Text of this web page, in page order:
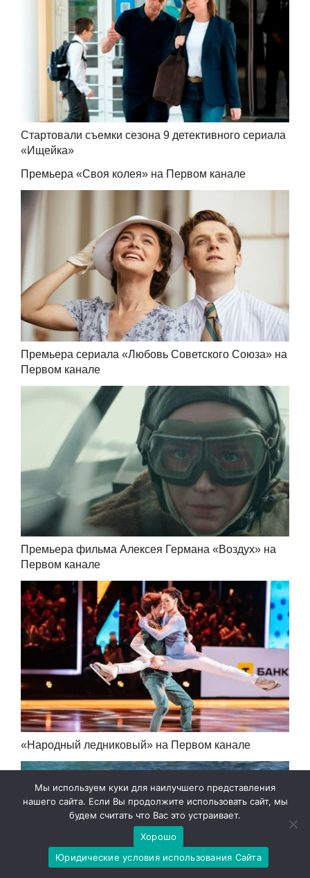
Стартовали съемки сезона 9 детективного сериала
«Ищейка»
Премьера «Своя колея» на Первом канале
Премьера сериала «Любовь Советского Союза» на
Первом канале
Премьера фильма Алексея Германа «Воздух» на
Первом канале
«Народный ледниковый» на Первом канале
Мы используем куки для наилучшего представления
нашего сайта. Если Вы продолжите использовать сайт, мы
будем считать что Вас это устраивает.
Хорошо
Юридические условия использования Сайта